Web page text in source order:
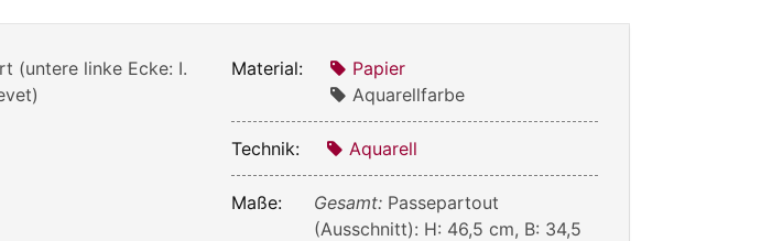
(untere linke Ecke: I.
Material:
Papier
Aquarellfarbe
Technik: Aquarell
Maße: Gesamt: Passepartout
(Ausschnitt): H: 46,5 cm, B: 34,5